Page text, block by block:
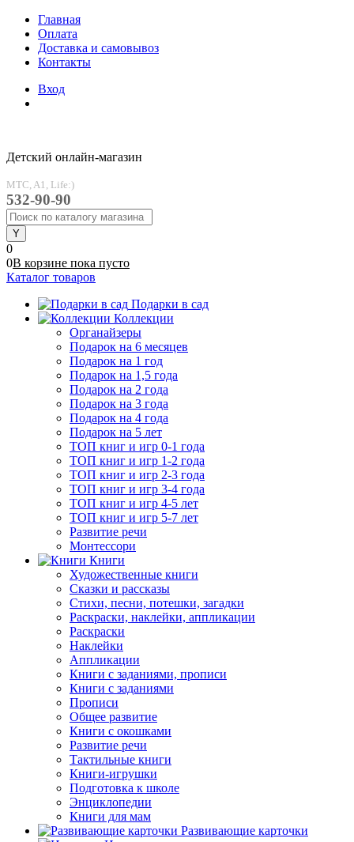
Главная
Оплата
Доставка и самовывоз
Контакты
Вход
Детский онлайн-магазин
MTC, A1, Life:)
532-90-90
0
0В корзине пока пусто
Каталог товаров
Подарки в сад
Коллекции
Органайзеры
Подарок на 6 месяцев
Подарок на 1 год
Подарок на 1,5 года
Подарок на 2 года
Подарок на 3 года
Подарок на 4 года
Подарок на 5 лет
ТОП книг и игр 0-1 года
ТОП книг и игр 1-2 года
ТОП книг и игр 2-3 года
ТОП книг и игр 3-4 года
ТОП книг и игр 4-5 лет
ТОП книг и игр 5-7 лет
Развитие речи
Монтессори
Книги
Художественные книги
Сказки и рассказы
Стихи, песни, потешки, загадки
Раскраски, наклейки, аппликации
Раскраски
Наклейки
Аппликации
Книги с заданиями, прописи
Книги с заданиями
Прописи
Общее развитие
Книги с окошками
Развитие речи
Тактильные книги
Книги-игрушки
Подготовка к школе
Энциклопедии
Книги для мам
Развивающие карточки